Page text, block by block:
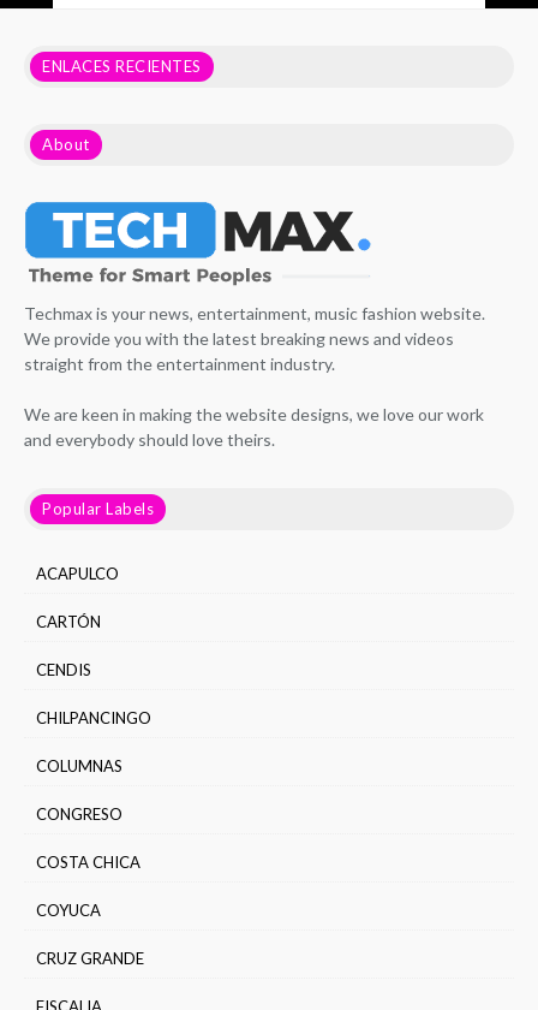
ENLACES RECIENTES
About
Techmax is your news, entertainment, music fashion website.
We provide you with the latest breaking news and videos
straight from the entertainment industry.
We are keen in making the website designs, we love our work
and everybody should love theirs.
Popular Labels
ACAPULCO
CARTÓN
CENDIS
CHILPANCINGO
COLUMNAS
CONGRESO
COSTA CHICA
COYUCA
CRUZ GRANDE
FISCALIA